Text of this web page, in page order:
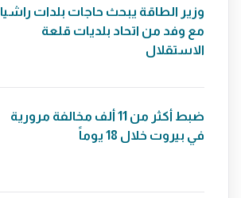
وزير الطاقة يبحث حاجات بلدات راشيا
مع وفد من اتحاد بلديات قلعة
الاستقلال
ضبط أكثر من 11 ألف مخالفة مرورية
في بيروت خلال 18 يوماً